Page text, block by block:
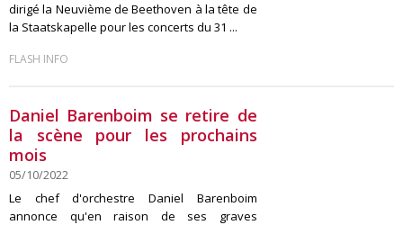
dirigé la Neuvième de Beethoven à la tête de
la Staatskapelle pour les concerts du 31 ...
FLASH INFO
Daniel Barenboim se retire de
la scène pour les prochains
mois
05/10/2022
Le chef d'orchestre Daniel Barenboim
annonce qu'en raison de ses graves